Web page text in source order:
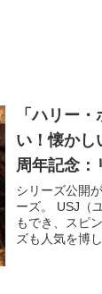
「ハリー
い！懐かし
周年記念：
想、無料で
シリーズ公開
ーズ。 USJ（
もでき、スピ
ズも人気を博